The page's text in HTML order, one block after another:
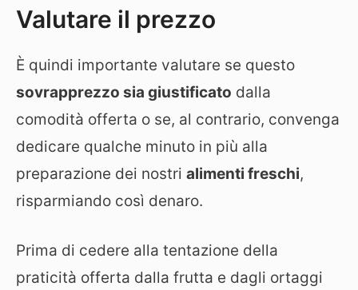
Valutare il prezzo
È quindi importante valutare se questo
sovrapprezzo sia giustificato dalla
comodità offerta o se, al contrario, convenga
dedicare qualche minuto in più alla
preparazione dei nostri alimenti freschi,
risparmiando così denaro.
Prima di cedere alla tentazione della
praticità offerta dalla frutta e dagli ortaggi